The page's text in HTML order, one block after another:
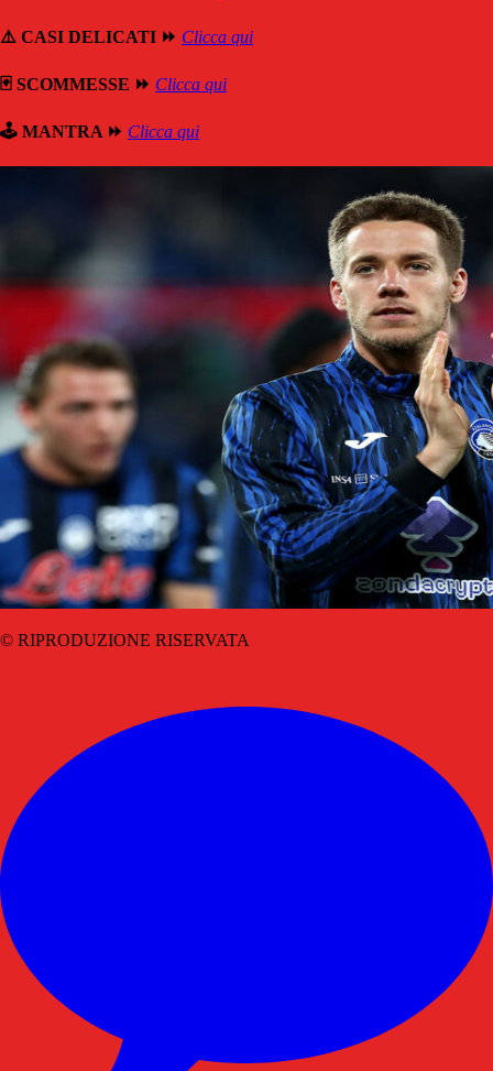
⚠️ CASI DELICATI ⏩ Clicca qui
🃏 SCOMMESSE ⏩ Clicca qui
🕹️ MANTRA ⏩ Clicca qui
© RIPRODUZIONE RISERVATA